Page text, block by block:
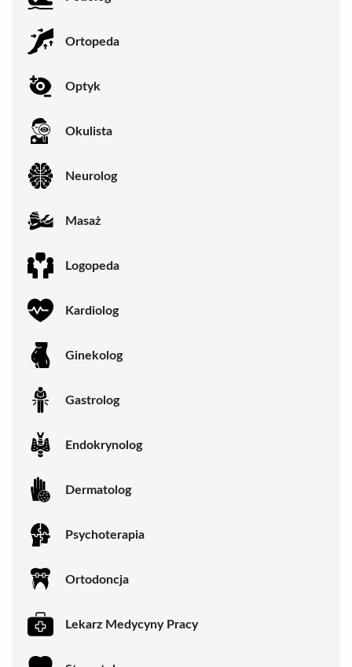
Ortopeda
Optyk
Okulista
Neurolog
Masaż
Logopeda
Kardiolog
Ginekolog
Gastrolog
Endokrynolog
Dermatolog
Psychoterapia
Ortodoncja
Lekarz Medycyny Pracy